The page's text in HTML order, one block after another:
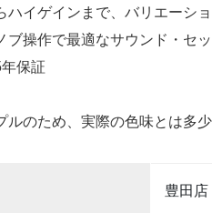
ハイゲインまで、バリエーシ
ブ操作で最適なサウンド・セ
保証
のため、実際の色味とは多
豊田店